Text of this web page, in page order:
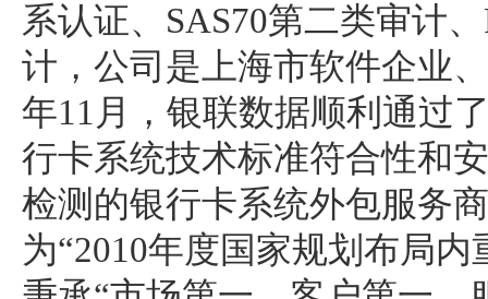
系认证、SAS70第二类审计
计，公司是上海市软件企业
年11月，银联数据顺利通过
行卡系统技术标准符合性和
检测的银行卡系统外包服务
为“2010年度国家规划布局